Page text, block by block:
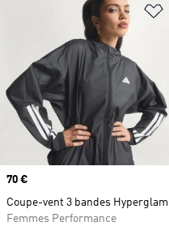
Prix
70 €
Coupe-vent 3 bandes Hyperglam
Femmes Performance